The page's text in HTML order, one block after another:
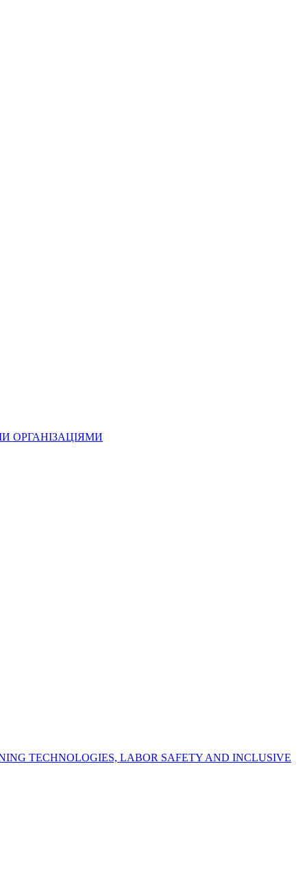
ОРГАНІЗАЦІЯМИ
LABOR SAFETY AND INCLUSIVE